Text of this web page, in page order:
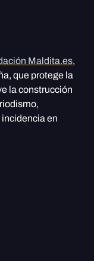
Maldita.es,
que protege la
la construcción
en